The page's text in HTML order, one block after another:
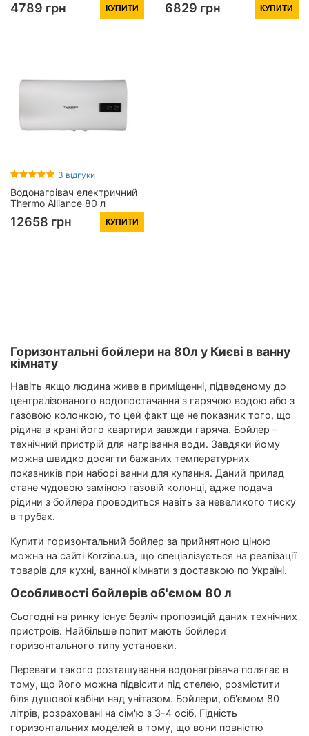
4789 грн КУПИТИ 6829 грн КУПИТИ
3 відгуки
Водонагрівач електричний
Thermo Alliance 80 л
плаский горизонтальний,
мокрий ТЕН 2 кВт (0,8+1,2)
12658 грн КУПИТИ
Горизонтальні бойлери на 80л у Києві в ванну
кімнату
Навіть якщо людина живе в приміщенні, підведеному до
централізованого водопостачання з гарячою водою або з
газовою колонкою, то цей факт ще не показник того, що
рідина в крані його квартири завжди гаряча. Бойлер –
технічний пристрій для нагрівання води. Завдяки йому
можна швидко досягти бажаних температурних
показників при наборі ванни для купання. Даний прилад
стане чудовою заміною газовій колонці, адже подача
рідини з бойлера проводиться навіть за невеликого тиску
в трубах.
Купити горизонтальний бойлер за прийнятною ціною
можна на сайті Korzina.ua, що спеціалізується на реалізації
товарів для кухні, ванної кімнати з доставкою по Україні.
Особливості бойлерів об'ємом 80 л
Сьогодні на ринку існує безліч пропозицій даних технічних
пристроїв. Найбільше попит мають бойлери
горизонтального типу установки.
Переваги такого розташування водонагрівача полягає в
тому, що його можна підвісити під стелею, розмістити
біля душової кабіни над унітазом. Бойлери, об'ємом 80
літрів, розраховані на сім'ю з 3-4 осіб. Гідність
горизонтальних моделей в тому, що вони повністю